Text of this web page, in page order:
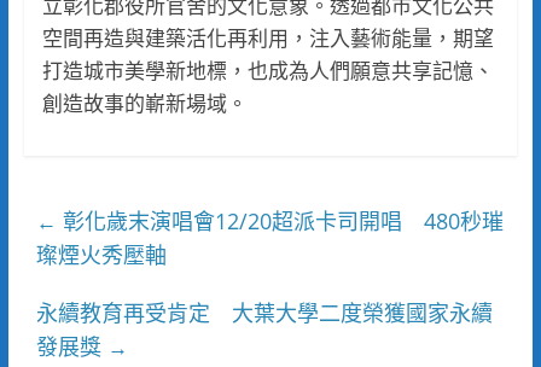
空間再造與建築活化再利用，注入藝術能量，期望
打造城市美學新地標，也成為人們願意共享記憶、
創造故事的嶄新場域。
← 彰化歲末演唱會12/20超派卡司開唱 480秒璀
璨煙火秀壓軸
永續教育再受肯定 大葉大學二度榮獲國家永續
發展獎 →